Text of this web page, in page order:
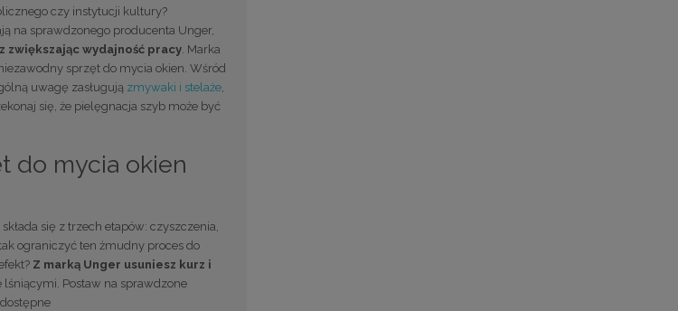
czy instytucji kultury?
na sprawdzonego producenta Unger,
zwiększając wydajność pracy. Marka
sprzęt do mycia okien. Wśród
uwagę zasługują zmywaki i stelaże,
się, że pielęgnacja szyb może być
do mycia okien
się z trzech etapów: czyszczenia,
ograniczyć ten żmudny proces do
Z marką Unger usuniesz kurz i
lśniącymi. Postaw na sprawdzone